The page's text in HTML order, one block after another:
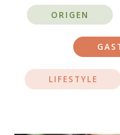
ORIGEN
LIFESTYLE